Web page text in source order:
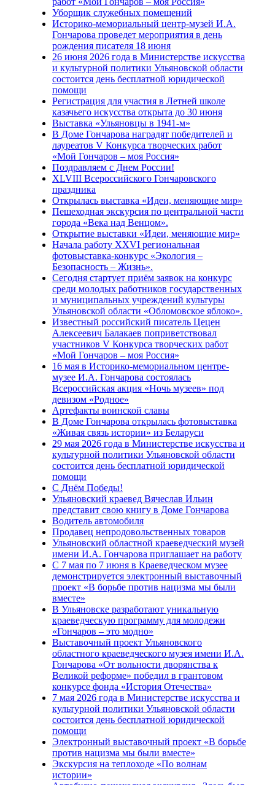
Уборщик служебных помещений
Историко-мемориальный центр-музей И.А.
Гончарова проведет мероприятия в день
рождения писателя 18 июня
26 июня 2026 года в Министерстве искусства
и культурной политики Ульяновской области
состоится день бесплатной юридической
помощи
Регистрация для участия в Летней школе
казачьего искусства открыта до 30 июня
Выставка «Ульяновцы в 1941-м»
В Доме Гончарова наградят победителей и
лауреатов V Конкурса творческих работ
«Мой Гончаров – моя Россия»
Поздравляем с Днем России!
XLVIII Всероссийского Гончаровского
праздника
Открылась выставка «Идеи, меняющие мир»
Пешеходная экскурсия по центральной части
города «Века над Венцом».
Открытие выставки «Идеи, меняющие мир»
Начала работу XXVI региональная
фотовыставка-конкурс «Экология –
Безопасность – Жизнь».
Сегодня стартует приём заявок на конкурс
среди молодых работников государственных
и муниципальных учреждений культуры
Ульяновской области «Обломовское яблоко».
Известный российский писатель Цецен
Алексеевич Балакаев поприветствовал
участников V Конкурса творческих работ
«Мой Гончаров – моя Россия»
16 мая в Историко-мемориальном центре-
музее И.А. Гончарова состоялась
Всероссийская акция «Ночь музеев» под
девизом «Родное»
Артефакты воинской славы
В Доме Гончарова открылась фотовыставка
«Живая связь истории» из Беларуси
29 мая 2026 года в Министерстве искусства и
культурной политики Ульяновской области
состоится день бесплатной юридической
помощи
С Днём Победы!
Ульяновский краевед Вячеслав Ильин
представит свою книгу в Доме Гончарова
Водитель автомобиля
Продавец непродовольственных товаров
Ульяновский областной краеведческий музей
имени И.А. Гончарова приглашает на работу
С 7 мая по 7 июня в Краеведческом музее
демонстрируется электронный выставочный
проект «В борьбе против нацизма мы были
вместе»
В Ульяновске разработают уникальную
краеведческую программу для молодежи
«Гончаров – это модно»
Выставочный проект Ульяновского
областного краеведческого музея имени И.А.
Гончарова «От вольности дворянства к
Великой реформе» победил в грантовом
конкурсе фонда «История Отечества»
7 мая 2026 года в Министерстве искусства и
культурной политики Ульяновской области
состоится день бесплатной юридической
помощи
Электронный выставочный проект «В борьбе
против нацизма мы были вместе»
Экскурсия на теплоходе «По волнам
истории»